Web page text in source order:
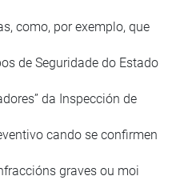
como, por exemplo, que
de Seguridade do Estado
da Inspección de
cando se confirmen
graves ou moi